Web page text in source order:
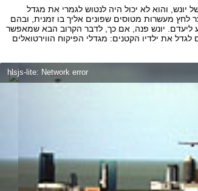
יונש, והוא לא יכול היה לנטוש לגמרי את מגדל
לחץ מעשרות מטוסים שפונים אליך בו זמנית, ובהם
ליעדם. יונש פנה, אם כך, לדבר הקרוב הבא שמאפשר
את ילדיו הקטנים: מגדלי הפיקוח הווירטואלים
hlsjs-lite: Network error